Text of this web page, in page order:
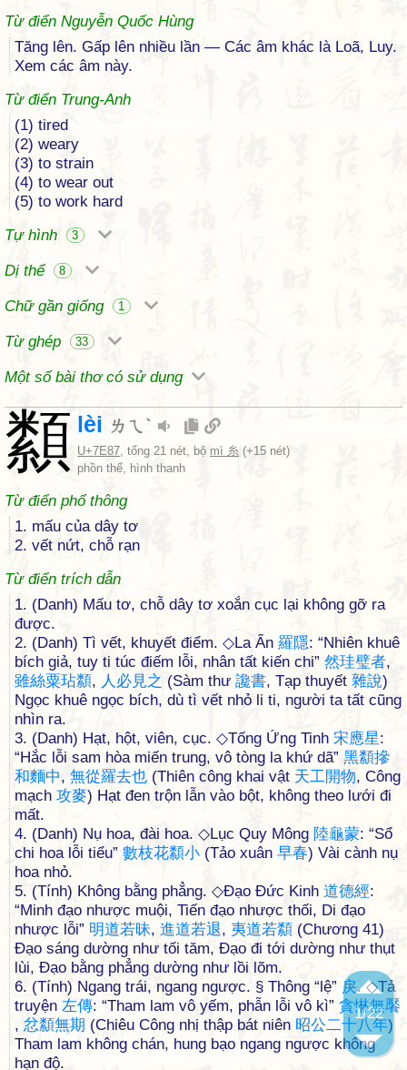
1/22
Từ điển Nguyễn Quốc Hùng
Tăng lên. Gấp lên nhiều lần — Các âm khác là Loã, Luy.
Xem các âm này.
Từ điển Trung-Anh
(1) tired
(2) weary
(3) to strain
(4) to wear out
(5) to work hard
Tự hình
3
Dị thể 8
Chữ gần giống 1
Từ ghép 33
Một số bài thơ có sử dụng
纇 lèi ㄌㄟˋ
U+7E87, tổng 21 nét, bộ mì 糸 (+15 nét)
phồn thể, hình thanh
Từ điển phổ thông
1. mấu của dây tơ
2. vết nứt, chỗ rạn
Từ điển trích dẫn
1. (Danh) Mấu tơ, chỗ dây tơ xoắn cục lại không gỡ ra
được.
2. (Danh) Tì vết, khuyết điểm. ◇La Ẩn 羅隱: “Nhiên khuê
bích giả, tuy ti túc điếm lỗi, nhân tất kiến chi” 然珪璧者,
雖絲粟玷纇, 人 必見之 (Sàm thư 讒書, Tạp thuyết 雜說)
Ngọc khuê ngọc bích, dù tì vết nhỏ li ti, người ta tất cũng
nhìn ra.
3. (Danh) Hạt, hột, viên, cục. ◇Tống Ứng Tinh 宋應星:
“Hắc lỗi sam hòa miến trung, vô tòng la khứ dã” 黑纇摻
和麵中, 無從羅去也 (Thiên công khai vật 天工開物, Công
mạch 攻麥) Hạt đen trộn lẫn vào bột, không theo lưới đi
mất.
4. (Danh) Nụ hoa, đài hoa. ◇Lục Quy Mông 陸龜蒙: “Sổ
chi hoa lỗi tiểu” 數枝花纇小 (Tảo xuân 早春) Vài cành nụ
hoa nhỏ.
5. (Tính) Không bằng phẳng. ◇Đạo Đức Kinh 道德經:
“Minh đạo nhược muội, Tiến đạo nhược thối, Di đạo
nhược lỗi” 明道若昧, 進道若退, 夷道若纇 (Chương 41)
Đạo sáng dường như tối tăm, Đạo đi tới dường như thụt
lùi, Đạo bằng phẳng dường như lồi lõm.
6. (Tính) Ngang trái, ngang ngược. § Thông “lệ” 戾. ◇Tả
truyện 左傳: “Tham lam vô yếm, phẫn lỗi vô kì” 貪惏無饜
, 忿纇無期 (Chiêu Công nhị thập bát niên 昭公二十八年)
Tham lam không chán, hung bạo ngang ngược không
hạn độ.